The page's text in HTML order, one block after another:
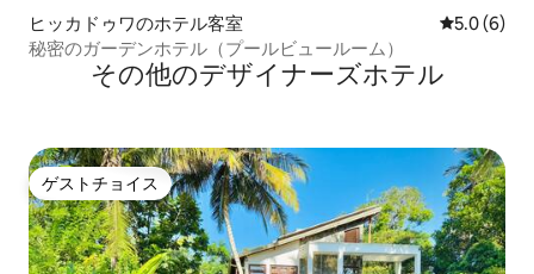
ヒッカドゥワのホテル客室 レビュー6
5.0 (6)
秘密のガーデンホテル（プールビュールーム）
その他のデザイナーズホテル
ゲストチョイス
ゲストチョイス